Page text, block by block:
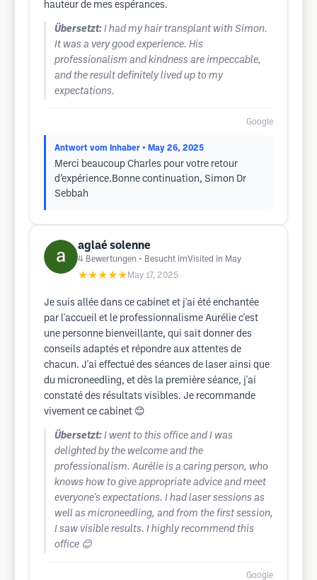
hauteur de mes espérances.
Übersetzt: I had my hair transplant with Simon.
It was a very good experience. His
professionalism and kindness are impeccable,
and the result definitely lived up to my
expectations.
Google
Antwort vom Inhaber • May 26, 2025
Merci beaucoup Charles pour votre retour
d’expérience.Bonne continuation, Simon Dr
Sebbah
aglaé solenne
4 Bewertungen • Besucht imVisited in May
★★★★★ May 17, 2025
Je suis allée dans ce cabinet et j'ai été enchantée
par l'accueil et le professionnalisme Aurélie c'est
une personne bienveillante, qui sait donner des
conseils adaptés et répondre aux attentes de
chacun. J'ai effectué des séances de laser ainsi que
du microneedling, et dès la première séance, j'ai
constaté des résultats visibles. Je recommande
vivement ce cabinet 😊
Übersetzt: I went to this office and I was
delighted by the welcome and the
professionalism. Aurélie is a caring person, who
knows how to give appropriate advice and meet
everyone's expectations. I had laser sessions as
well as microneedling, and from the first session,
I saw visible results. I highly recommend this
office 😊
Google